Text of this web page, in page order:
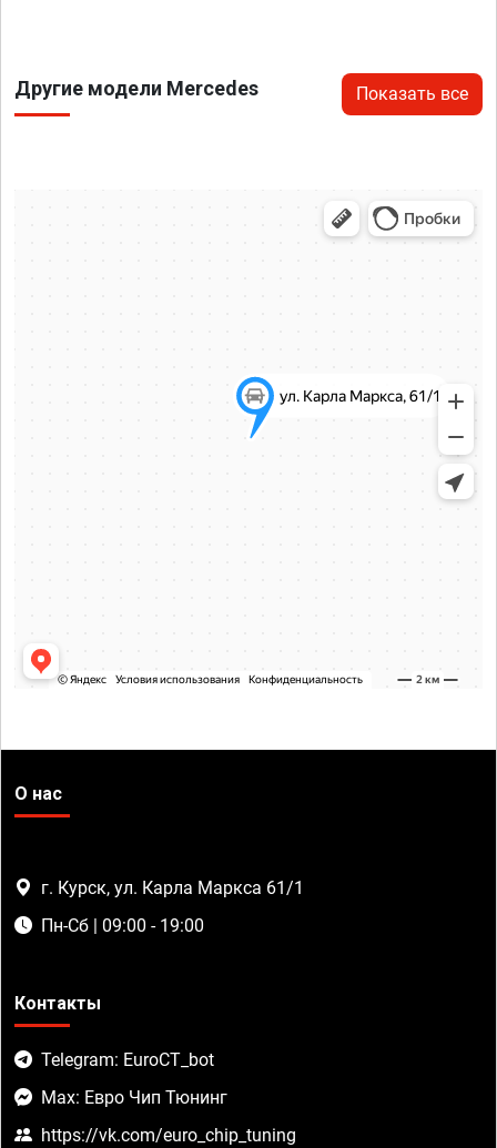
Другие модели Mercedes Показать все
О нас
г. Курск, ул. Карла Маркса 61/1
Пн-Сб | 09:00 - 19:00
Контакты
Telegram: EuroCT_bot
Max: Евро Чип Тюнинг
https://vk.com/euro_chip_tuning